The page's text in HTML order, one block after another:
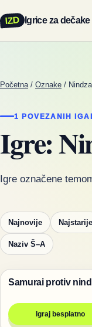
IZD Igrice za dečake
Početna / Oznake / Nindza
1 POVEZANIH
Igre:
Igre označene
Najnovije Najstarije
Naziv Š–A
Igre
Samurai protiv
Igraj besplatno